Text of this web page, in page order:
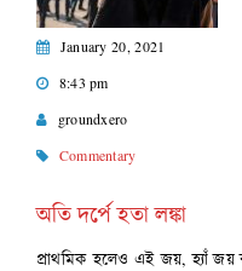
January 20, 2021
8:43 pm
groundxero
Commentary
অতি দর্পে হতা লঙ্কা
প্রাথমিক হলেও এই জয়, হ্যাঁ জয়